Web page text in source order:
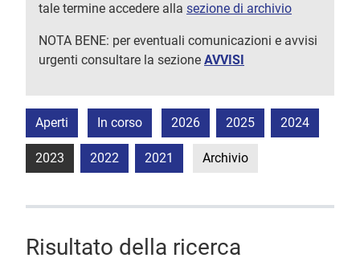
tale termine accedere alla sezione di archivio
NOTA BENE: per eventuali comunicazioni e avvisi
urgenti consultare la sezione AVVISI
Aperti In corso 2026 2025 2024
2023 2022 2021 Archivio
Risultato della ricerca